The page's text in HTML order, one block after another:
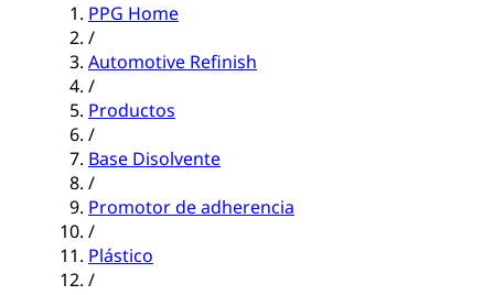
PPG Home
/
Automotive Refinish
/
Productos
/
Base Disolvente
/
Promotor de adherencia
/
Plástico
/